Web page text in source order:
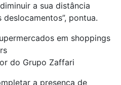
a sua distância
pontua.
do Grupo Zaffari
a presença de